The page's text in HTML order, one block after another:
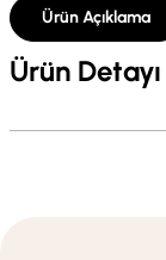
Ürün Açıklama
Ürün Detayı